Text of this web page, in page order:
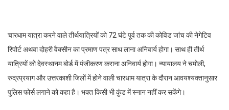
चारधाम यात्रा करने वाले तीर्थयात्रियों को 72 घंटे पूर्व तक की कोविड जांच की नेगेटिव
रिपोर्ट अथवा दोहरी वैक्सीन का प्रमाण पत्र साथ लाना अनिवार्य होगा। साथ ही तीर्थ
यात्रियों को देवस्थानम बोर्ड में पंजीकरण कराना अनिवार्य होगा। न्यायालय ने चमोली,
रुद्रप्रयाग और उत्तरकाशी जिलों में होने वाली चारधाम यात्रा के दौरान आवयश्यक्तानुसार
पुलिस फोर्स लगाने को कहा है। भक्त किसी भी कुंड में स्नान नहीं कर सकेंगे।